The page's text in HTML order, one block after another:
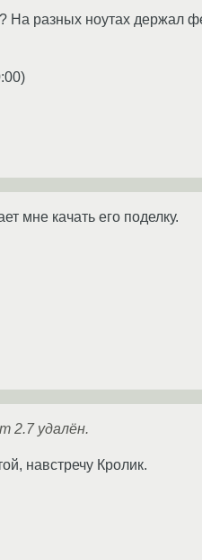
На разных ноутах держал
)
мне качать его поделку.
2.7 удалён.
навстречу Кролик.